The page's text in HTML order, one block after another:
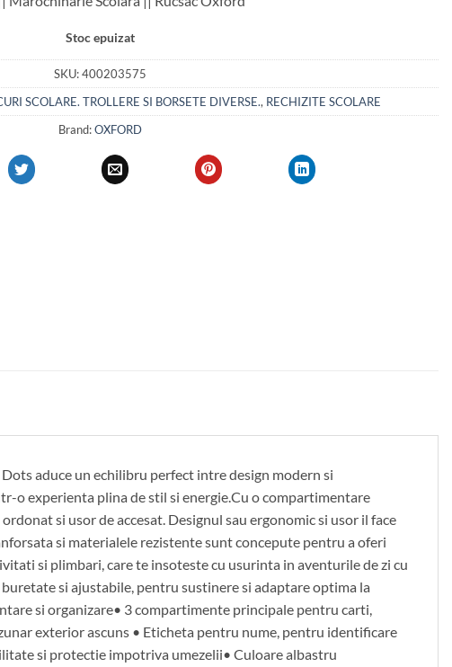
Stoc epuizat
SKU:400203575
SCOLARE. TROLLERE SI BORSETE DIVERSE., RECHIZITE SCOLARE
Brand:OXFORD
aduce un echilibru perfect intre design modern si
o experienta plina de stil si energie.Cu o compartimentare
si usor de accesat. Designul sau ergonomic si usor il face
si materialele rezistente sunt concepute pentru a oferi
si plimbari, care te insoteste cu usurinta in aventurile de zi cu
si ajustabile, pentru sustinere si adaptare optima la
si organizare• 3 compartimente principale pentru carti,
exterior ascuns • Eticheta pentru nume, pentru identificare
si protectie impotriva umezelii• Culoare albastru